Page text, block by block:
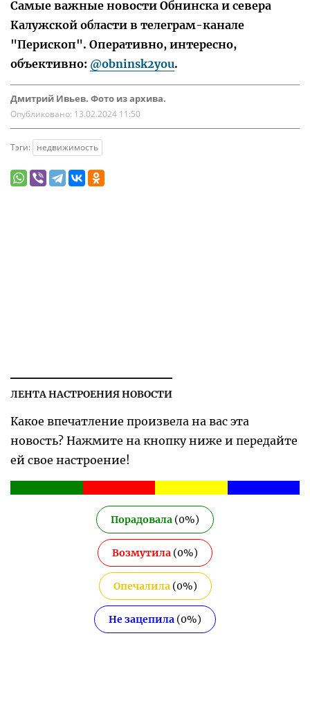
Самые важные новости Обнинска и севера
Калужской области в телеграм-канале
"Перископ". Оперативно, интересно,
объективно: @obninsk2you.
Дмитрий Ивьев. Фото из архива.
Опубликовано: 13.02.2024 11:50
Тэги: недвижимость
ЛЕНТА НАСТРОЕНИЯ НОВОСТИ
Какое впечатление произвела на вас эта
новость? Нажмите на кнопку ниже и передайте
ей свое настроение!
Порадовала (0%)
Возмутила (0%)
Опечалила(0%)
Не зацепила (0%)